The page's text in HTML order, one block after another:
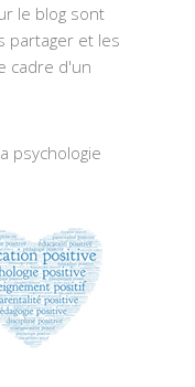
le blog sont
partager et les
cadre d'un
psychologie